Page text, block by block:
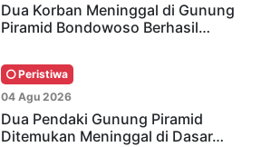
Dua Korban Meninggal di Gunung
Piramid Bondowoso Berhasil…
Peristiwa
04 Agu 2026
Dua Pendaki Gunung Piramid
Ditemukan Meninggal di Dasar…